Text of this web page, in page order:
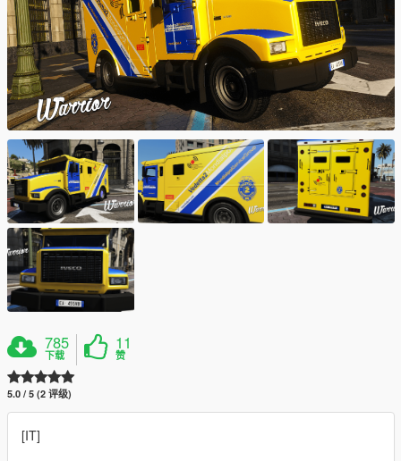
785
下载
11
赞
5.0 / 5 (2 评级)
[IT]